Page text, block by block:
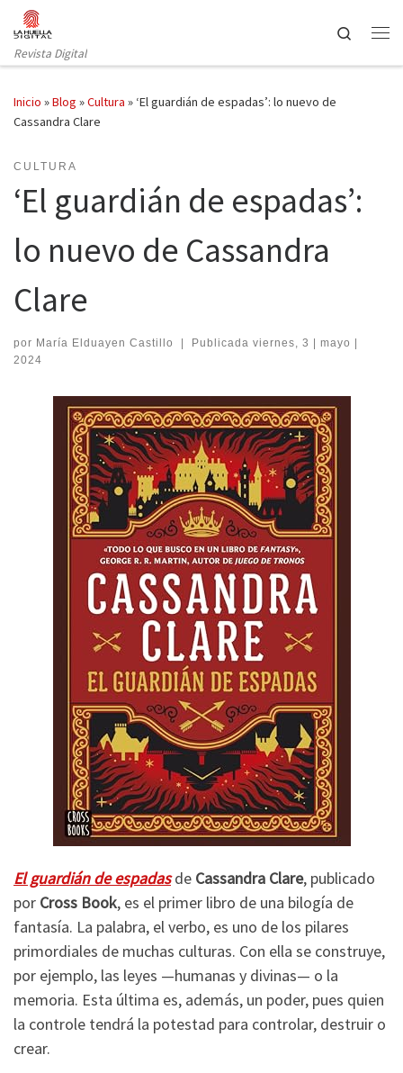
Saltar al contenido
Revista Digital
Search
Inicio »Blog »Cultura » ‘El guardián de espadas’: lo nuevo de
Cassandra Clare
CULTURA
‘El guardián de espadas’:
lo nuevo de Cassandra
Clare
por María Elduayen Castillo | Publicada viernes, 3 | mayo |
2024
El guardián de espadas de Cassandra Clare, publicado
por Cross Book, es el primer libro de una bilogía de
fantasía. La palabra, el verbo, es uno de los pilares
primordiales de muchas culturas. Con ella se construye,
por ejemplo, las leyes —humanas y divinas— o la
memoria. Esta última es, además, un poder, pues quien
la controle tendrá la potestad para controlar, destruir o
crear.